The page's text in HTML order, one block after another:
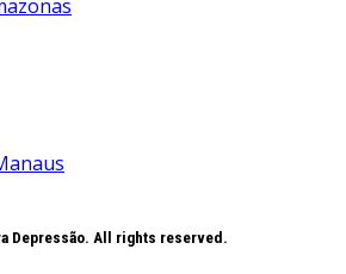
Depressão. All rights reserved.